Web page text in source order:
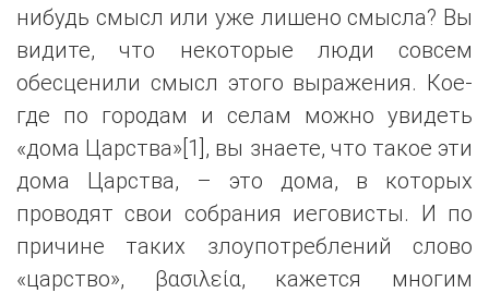
нибудь смысл или уже лишено смысла? Вы
видите, что некоторые люди совсем
обесценили смысл этого выражения. Кое-
где по городам и селам можно увидеть
«дома Царства»[1], вы знаете, что такое эти
дома Царства, – это дома, в которых
проводят свои собрания иеговисты. И по
причине таких злоупотреблений слово
«царство», βασιλεία, кажется многим